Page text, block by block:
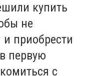
купить
не
приобрести
первую
с